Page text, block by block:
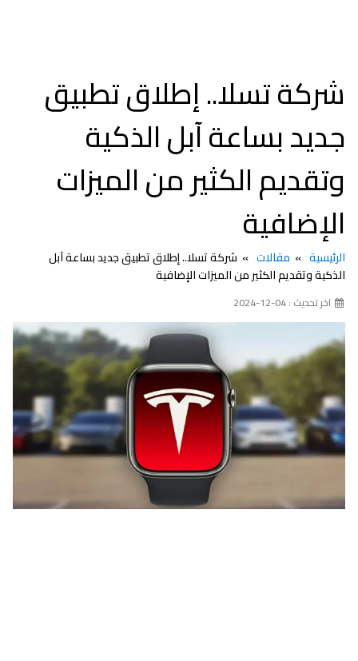
شركة تسلا.. إطلاق تطبيق
جديد بساعة آبل الذكية
وتقديم الكثير من الميزات
الإضافية
الرئيسية مقالات
شركة تسلا.. إطلاق تطبيق جديد بساعة آبل
الذكية وتقديم الكثير من الميزات الإضافية
اخر تحديث : 04-12-2024